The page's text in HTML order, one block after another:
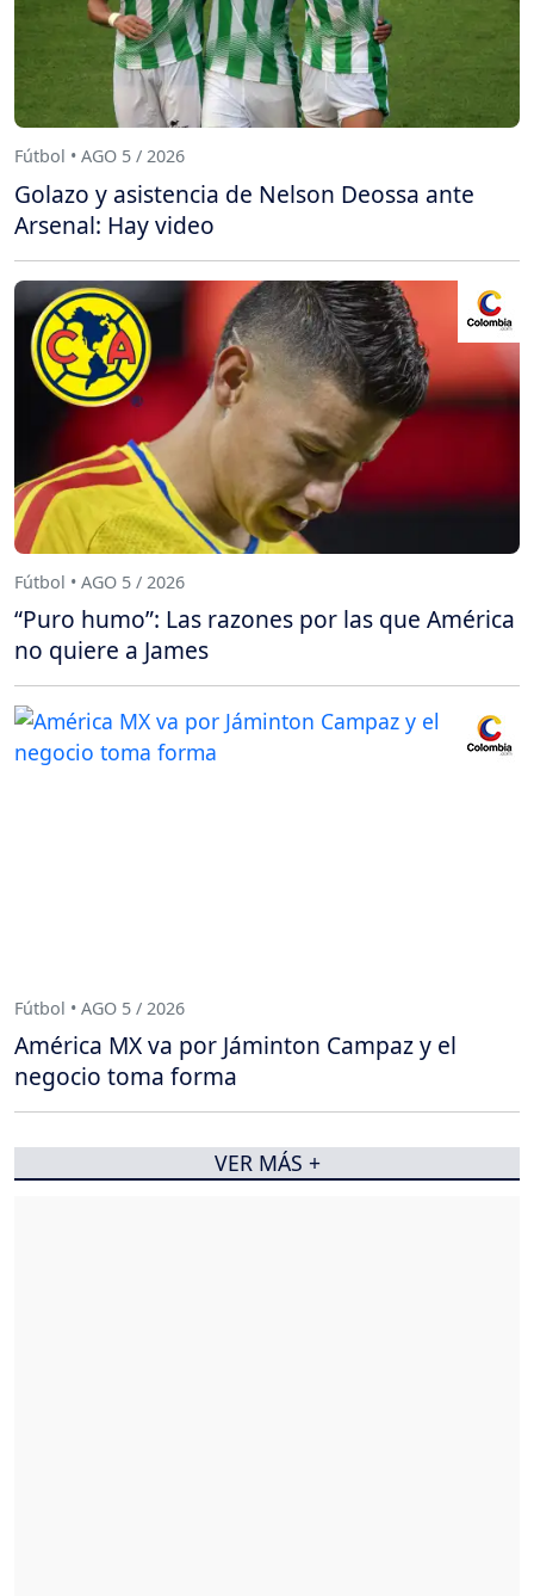
Fútbol • AGO 5 / 2026
Golazo y asistencia de Nelson Deossa ante
Arsenal: Hay video
Fútbol • AGO 5 / 2026
“Puro humo”: Las razones por las que América
no quiere a James
Fútbol • AGO 5 / 2026
América MX va por Jáminton Campaz y el
negocio toma forma
VER MÁS +